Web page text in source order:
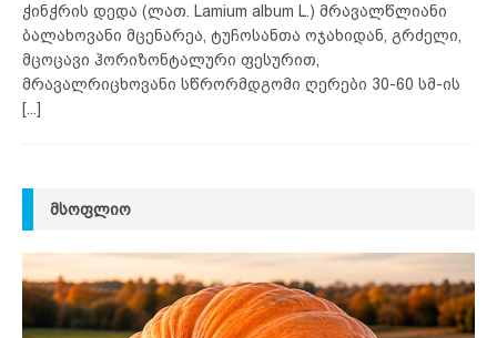
ჭინჭრის დედა (ლათ. Lamium album L.) მრავალწლიანი
ბალახოვანი მცენარეა, ტუჩოსანთა ოჯახიდან, გრძელი,
მცოცავი ჰორიზონტალური ფესურით,
მრავალრიცხოვანი სწრორმდგომი ღერები 30-60 სმ-ის
[...]
ᲛᲡᲝᲤᲚᲘᲝ